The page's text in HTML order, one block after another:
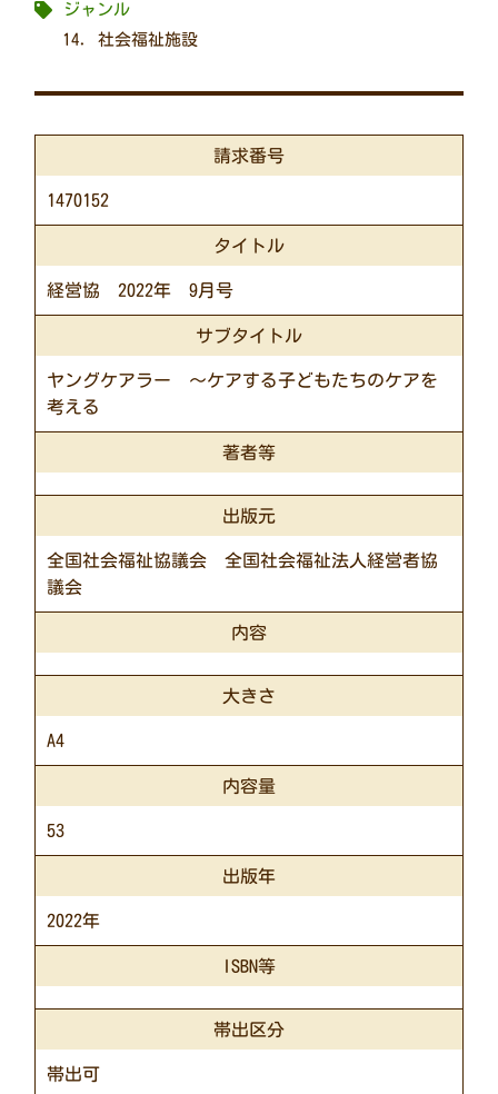
ジャンル
14. 社会福祉施設
請求番号
1470152
タイトル
経営協 2022年 9月号
サブタイトル
ヤングケアラー ～ケアする子どもたちのケアを
考える
著者等
出版元
全国社会福祉協議会 全国社会福祉法人経営者協
議会
内容
大きさ
A4
内容量
53
出版年
2022年
ISBN等
帯出区分
帯出可